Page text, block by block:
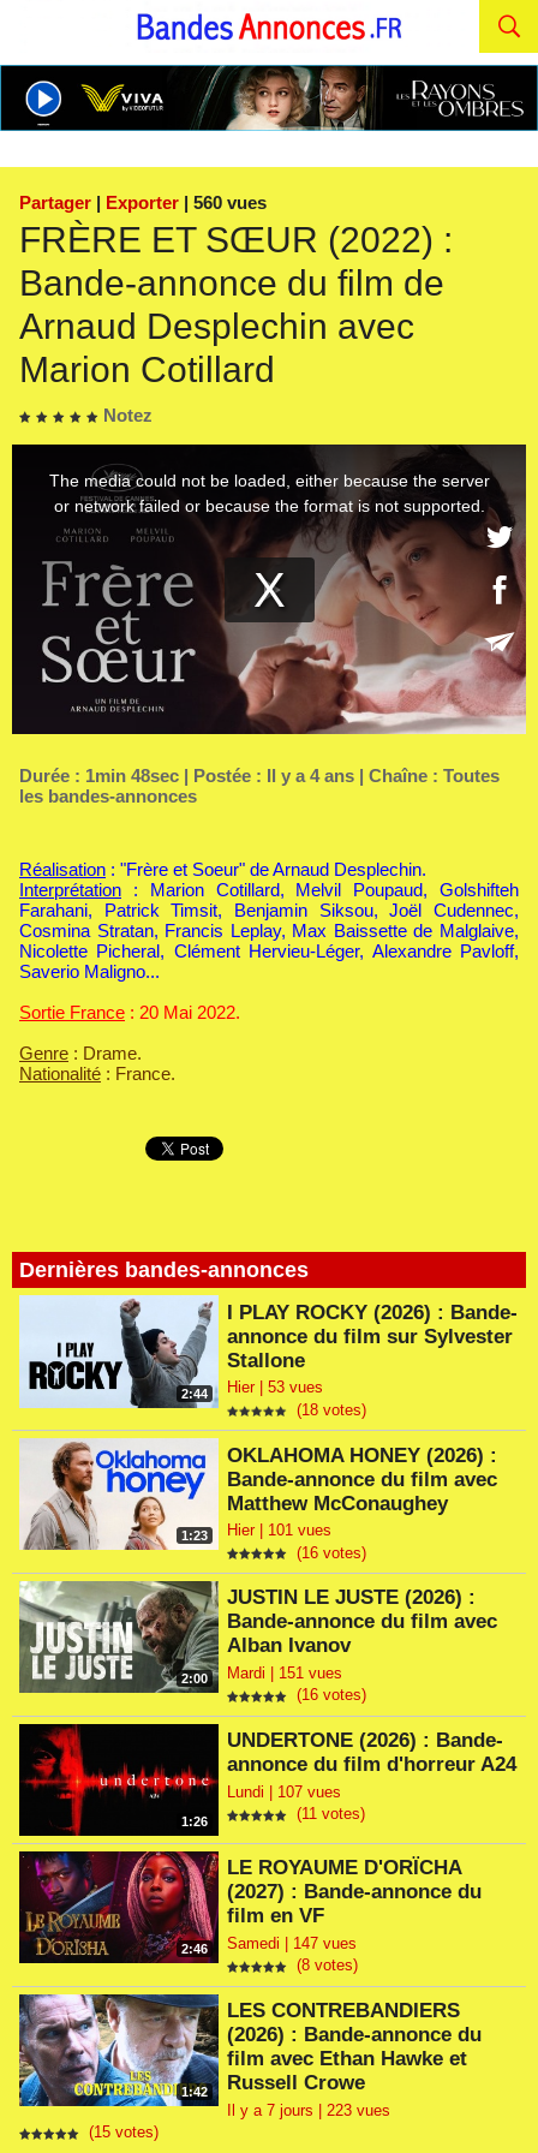
Partager | Exporter | 560 vues
FRÈRE ET SŒUR (2022) :
Bande-annonce du film de
Arnaud Desplechin avec
Marion Cotillard
Notez
Dernières bandes-annonces
2:44
I PLAY ROCKY (2026) : Bande-
annonce du film sur Sylvester
Stallone
Hier | 53 vues
(18 votes)
1:23
OKLAHOMA HONEY (2026) :
Bande-annonce du film avec
Matthew McConaughey
Hier | 101 vues
(16 votes)
2:00
JUSTIN LE JUSTE (2026) :
Bande-annonce du film avec
Alban Ivanov
Mardi | 151 vues
(16 votes)
1:26
UNDERTONE (2026) : Bande-
annonce du film d'horreur A24
Lundi | 107 vues
(11 votes)
2:46
LE ROYAUME D'ORÏCHA
(2027) : Bande-annonce du
film en VF
Samedi | 147 vues
(8 votes)
1:42
LES CONTREBANDIERS
(2026) : Bande-annonce du
film avec Ethan Hawke et
Russell Crowe
Il y a 7 jours | 223 vues
(15 votes)
Durée : 1min 48sec | Postée : Il y a 4 ans | Chaîne : Toutes
les bandes-annonces
Réalisation : "Frère et Soeur" de Arnaud Desplechin.
Interprétation : Marion Cotillard, Melvil Poupaud, Golshifteh
Farahani, Patrick Timsit, Benjamin Siksou, Joël Cudennec,
Cosmina Stratan, Francis Leplay, Max Baissette de Malglaive,
Nicolette Picheral, Clément Hervieu-Léger, Alexandre Pavloff,
Saverio Maligno...
Sortie France : 20 Mai 2022.
Genre : Drame.
Nationalité : France.